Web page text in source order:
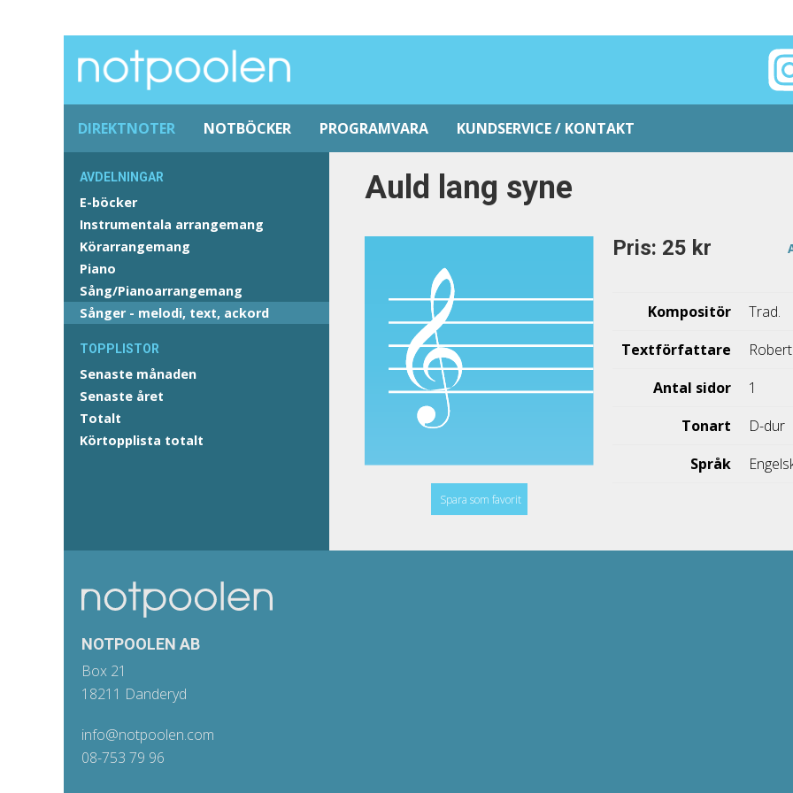
DIREKTNOTER NOTBÖCKER PROGRAMVARA KUNDSERVICE / KONTAKT
AVDELNINGAR
E-böcker
Instrumentala arrangemang
Körarrangemang
Piano
Sång/Pianoarrangemang
Sånger - melodi, text, ackord
TOPPLISTOR
Senaste månaden
Senaste året
Totalt
Körtopplista totalt
Auld lang syne
Spara som favorit
Pris: 25 kr
Kompositör
Trad.
Textförfattare
Antal sidor
1
Tonart
D-dur
Språk
NOTPOOLEN AB
Box 21
18211 Danderyd
info@notpoolen.com
08-753 79 96